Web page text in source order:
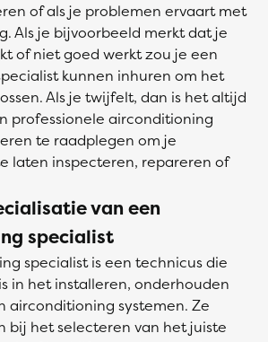
of als je problemen ervaart met
Als je bijvoorbeeld merkt dat je
of niet goed werkt zou je een
kunnen inhuren om het
Als je twijfelt, dan is het altijd
professionele airconditioning
te raadplegen om je
laten inspecteren, repareren of
van een
specialist
specialist is een technicus die
in het installeren, onderhouden
airconditioning systemen. Ze
bij het selecteren van het juiste